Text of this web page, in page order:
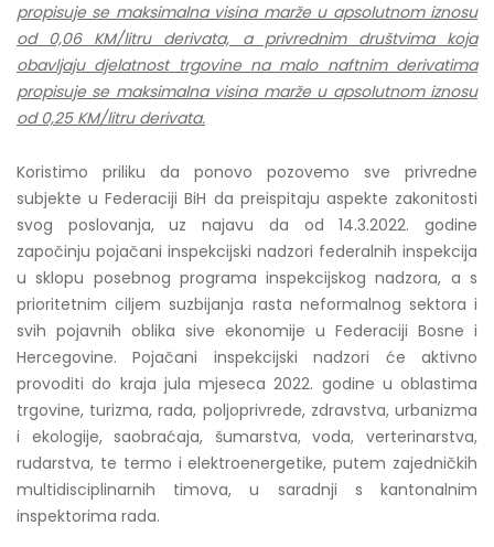
propisuje se maksimalna visina marže u apsolutnom iznosu
od 0,06 KM/litru derivata, a privrednim društvima koja
obavljaju djelatnost trgovine na malo naftnim derivatima
propisuje se maksimalna visina marže u apsolutnom iznosu
od 0,25 KM/litru derivata.
Koristimo priliku da ponovo pozovemo sve privredne
subjekte u Federaciji BiH da preispitaju aspekte zakonitosti
svog poslovanja, uz najavu da od 14.3.2022. godine
započinju pojačani inspekcijski nadzori federalnih inspekcija
u sklopu posebnog programa inspekcijskog nadzora, a s
prioritetnim ciljem suzbijanja rasta neformalnog sektora i
svih pojavnih oblika sive ekonomije u Federaciji Bosne i
Hercegovine. Pojačani inspekcijski nadzori će aktivno
provoditi do kraja jula mjeseca 2022. godine u oblastima
trgovine, turizma, rada, poljoprivrede, zdravstva, urbanizma
i ekologije, saobraćaja, šumarstva, voda, verterinarstva,
rudarstva, te termo i elektroenergetike, putem zajedničkih
multidisciplinarnih timova, u saradnji s kantonalnim
inspektorima rada.